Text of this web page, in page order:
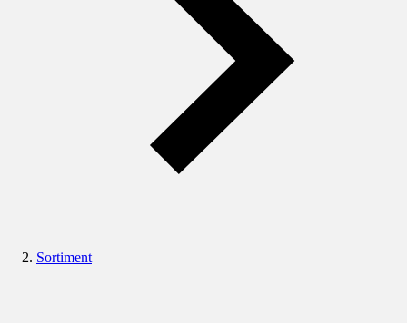
Sortiment